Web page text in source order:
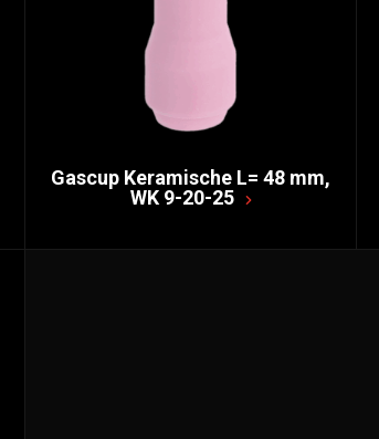
Gascup Keramische L= 48 mm,
WK 9-20-25